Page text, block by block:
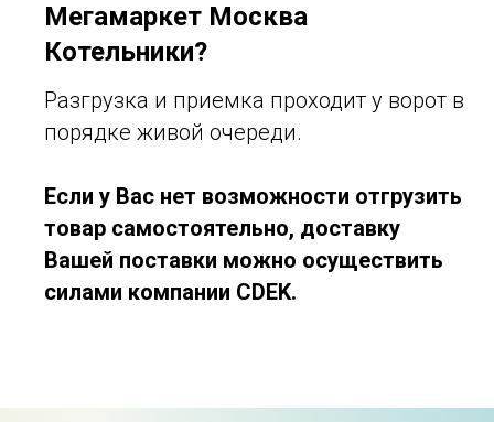
Мегамаркет Москва
Котельники?
Разгрузка и приемка проходит у ворот в
порядке живой очереди.
Если у Вас нет возможности отгрузить
товар самостоятельно, доставку
Вашей поставки можно осуществить
силами компании CDEK.